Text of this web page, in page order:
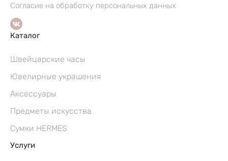
Согласие на обработку персональных данных
Каталог
Швейцарские часы
Ювелирные украшения
Аксессуары
Предметы искусства
Сумки HERMES
Услуги